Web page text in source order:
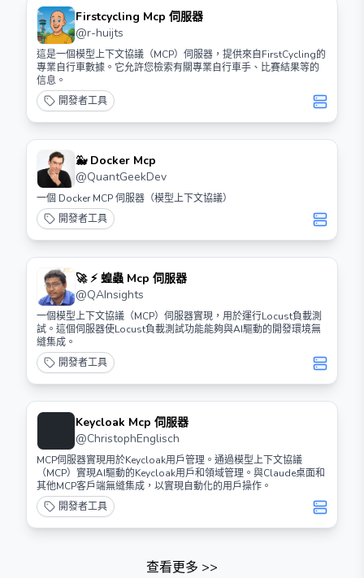
Firstcycling Mcp 伺服器
@r-huijts
這是一個模型上下文協議（MCP）伺服器，提供來自FirstCycling的
專業自行車數據。它允許您檢索有關專業自行車手、比賽結果等的
信息。
開發者工具
🐳 Docker Mcp
@QuantGeekDev
一個 Docker MCP 伺服器（模型上下文協議）
開發者工具
🚀 ⚡️ 蝗蟲 Mcp 伺服器
@QAInsights
一個模型上下文協議（MCP）伺服器實現，用於運行Locust負載測
試。這個伺服器使Locust負載測試功能能夠與AI驅動的開發環境無
縫集成。
開發者工具
Keycloak Mcp 伺服器
@ChristophEnglisch
MCP伺服器實現用於Keycloak用戶管理。通過模型上下文協議
（MCP）實現AI驅動的Keycloak用戶和領域管理。與Claude桌面和
其他MCP客戶端無縫集成，以實現自動化的用戶操作。
開發者工具
查看更多 >>